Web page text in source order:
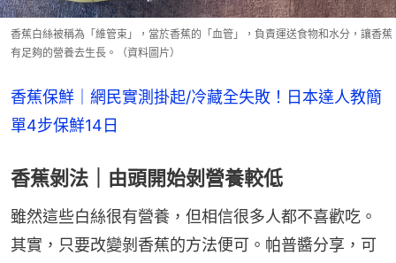
香蕉白絲被稱為「維管束」，當於香蕉的「血管」，負責運送食物和水分，讓香蕉
有足夠的營養去生長。（資料圖片）
香蕉保鮮｜網民實測掛起/冷藏全失敗！日本達人教簡
單4步保鮮14日
香蕉剝法｜由頭開始剝營養較低
雖然這些白絲很有營養，但相信很多人都不喜歡吃。
其實，只要改變剝香蕉的方法便可。帕普醬分享，可